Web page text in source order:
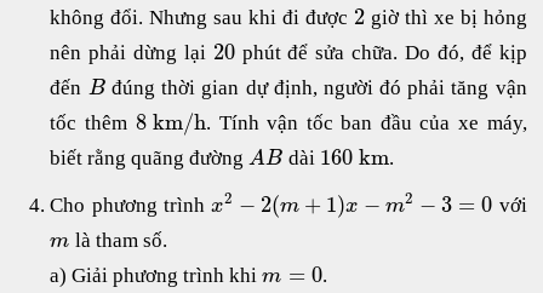
không đổi. Nhưng sau khi đi được 2 giờ thì xe bị hỏng
nên phải dừng lại 20phút để sửa chữa. Do đó, để kịp
đến Bđúng thời gian dự định, người đó phải tăng vận
tốc thêm 8 km/h. Tính vận tốc ban đầu của xe máy,
biết rằng quãng đường AB dài 160 km.
Cho phương trìnhx2 − 2(m + 1)x − m2 − 3 = 0 với
m là tham số.
a) Giải phương trình khim = 0.